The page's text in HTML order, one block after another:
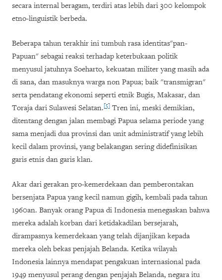
secara internal beragam, terdiri atas lebih dari 300 kelompok
etno-linguistik berbeda.
Beberapa tahun terakhir ini tumbuh rasa identitas"pan-
Papuan" sebagai reaksi terhadap keterbukaan politik
menyusul jatuhnya Soeharto, kekuatan militer yang masih ada
di sana, dan masuknya warga non Papua; baik "transmigran"
serta pendatang ekonomi seperti etnik Bugis, Makasar, dan
Toraja dari Sulawesi Selatan.[5] Tren ini, meski demikian,
ditentang dengan jalan membagi Papua selama periode yang
sama menjadi dua provinsi dan unit administratif yang lebih
kecil dalam provinsi, yang belakangan sering didefinisikan
garis etnis dan garis klan.
Akar dari gerakan pro-kemerdekaan dan pemberontakan
bersenjata Papua yang kecil namun gigih, kembali pada tahun
1960an. Banyak orang Papua di Indonesia menegaskan bahwa
mereka adalah korban dari ketidakadilan bersejarah,
dirampasnya kemerdekaan yang telah dijanjikan kepada
mereka oleh bekas penjajah Belanda. Ketika wilayah
Indonesia lainnya mendapat pengakuan internasional pada
1949 menyusul perang dengan penjajah Belanda, negara itu